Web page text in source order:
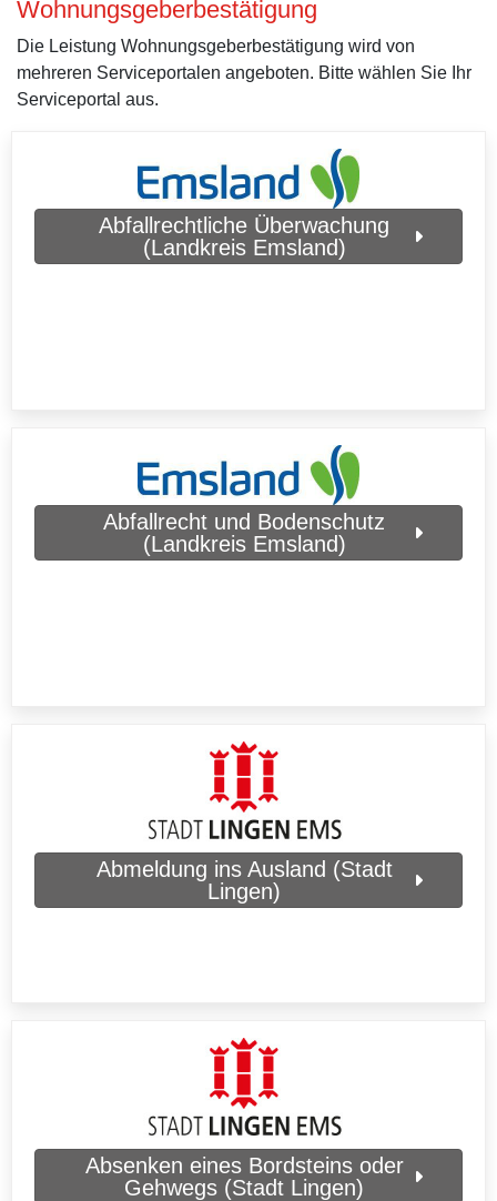
Wohnungsgeberbestätigung
Die Leistung Wohnungsgeberbestätigung wird von
mehreren Serviceportalen angeboten. Bitte wählen Sie Ihr
Serviceportal aus.
Abfallrechtliche Überwachung
(Landkreis Emsland)
Abfallrecht und Bodenschutz
(Landkreis Emsland)
Abmeldung ins Ausland (Stadt
Lingen)
Absenken eines Bordsteins oder
Gehwegs (Stadt Lingen)